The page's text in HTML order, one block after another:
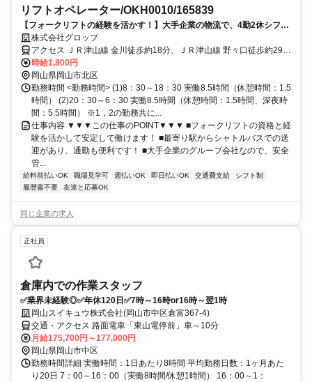
リフトオペレーター/OKH0010/165839
【フォークリフトの経験を活かす！】大手企業の物流で、4勤2休シフト
＆送迎バスで快適な生活を実現◎
株式会社グロップ
アクセス ＪＲ津山線 金川徒歩約18分、ＪＲ津山線 野々口徒歩約29
分、ＪＲ津山線 牧山徒歩約112分 金川駅から車で5分
時給1,800円
岡山県岡山市北区
勤務時間 <勤務時間> (1)8：30～18：30 実働8.5時間（休憩時間：1.5
時間） (2)20：30～6：30 実働8.5時間（休憩時間：1.5時間、深夜時
間：5.5時間） ※1，2の勤務共に...
仕事内容 ▼▼▼この仕事のPOINT▼▼▼ ■フォークリフトの資格と経
験を活かして安定して働けます！ ■最寄り駅からシャトルバスでの送
迎があり、通勤も便利です！ ■大手企業のグループ会社なので、安全
管...
給料前払いOK 職場見学可 週払いOK 即日払いOK 交通費支給
シフト制
履歴書不要
友達と応募OK
同じ企業の求人
正社員
倉庫内での作業スタッフ
✅業界未経験◎✅年休120日✅7時～16時or16時～翌1時
岡山スイキュウ株式会社(岡山市中区倉富367-4)
交通・アクセス 路面電車「東山電停前」車～10分
月給175,700円～177,000円
岡山県岡山市中区
勤務時間詳細 実働時間：1日あたり8時間 平均勤務日数：1ヶ月あた
り20日 7：00～16：00（実働8時間/休憩1時間） 16：00～1：